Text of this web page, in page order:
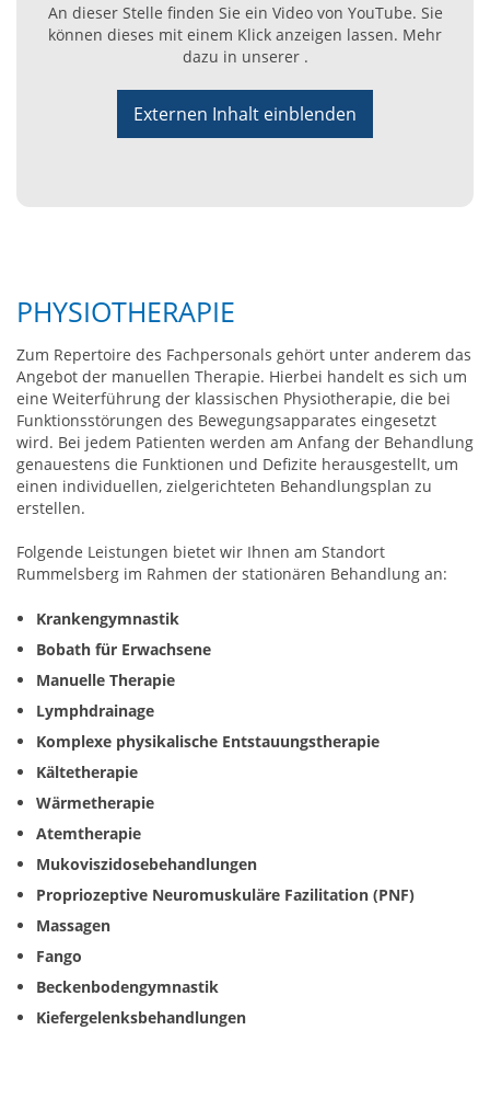
An dieser Stelle finden Sie ein Video von YouTube. Sie
können dieses mit einem Klick anzeigen lassen. Mehr
dazu in unserer .
Externen Inhalt einblenden
PHYSIOTHERAPIE
Zum Repertoire des Fachpersonals gehört unter anderem das
Angebot der manuellen Therapie. Hierbei handelt es sich um
eine Weiterführung der klassischen Physiotherapie, die bei
Funktionsstörungen des Bewegungsapparates eingesetzt
wird. Bei jedem Patienten werden am Anfang der Behandlung
genauestens die Funktionen und Defizite herausgestellt, um
einen individuellen, zielgerichteten Behandlungsplan zu
erstellen.
Folgende Leistungen bietet wir Ihnen am Standort
Rummelsberg im Rahmen der stationären Behandlung an:
Krankengymnastik
Bobath für Erwachsene
Manuelle Therapie
Lymphdrainage
Komplexe physikalische Entstauungstherapie
Kältetherapie
Wärmetherapie
Atemtherapie
Mukoviszidosebehandlungen
Propriozeptive Neuromuskuläre Fazilitation (PNF)
Massagen
Fango
Beckenbodengymnastik
Kiefergelenksbehandlungen